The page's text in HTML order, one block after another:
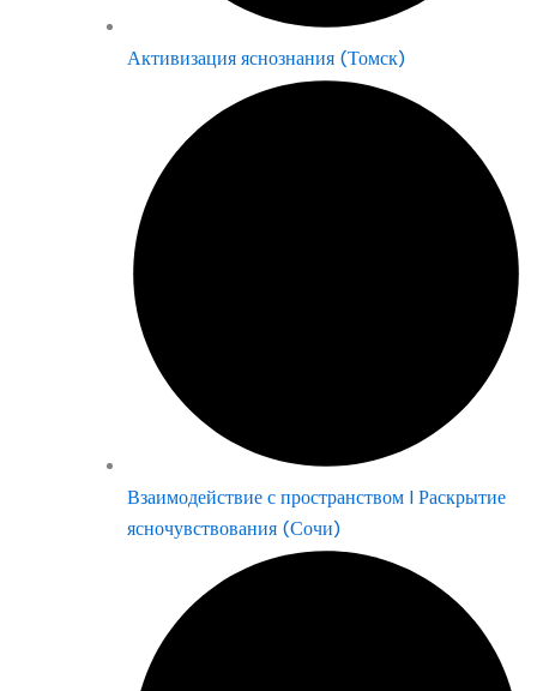
Активизация яснознания (Томск)
Взаимодействие с пространством | Раскрытие
ясночувствования (Сочи)